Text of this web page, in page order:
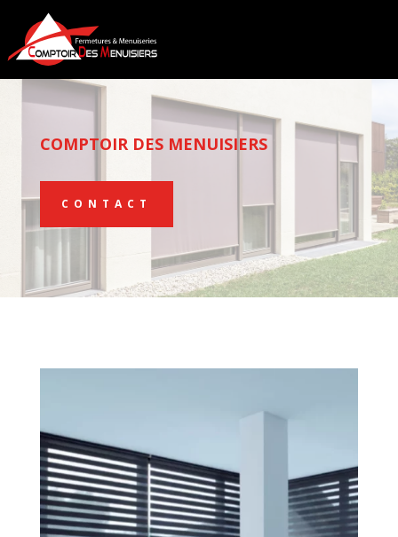
COMPTOIR DES MENUISIERS
CONTACT